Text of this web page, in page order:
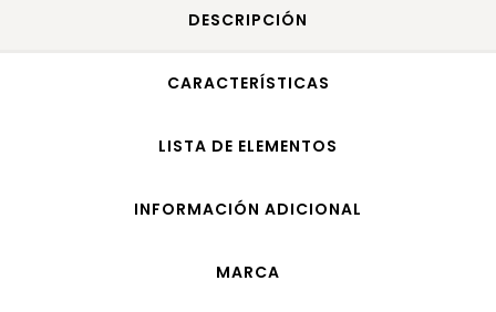
DESCRIPCIÓN
CARACTERÍSTICAS
LISTA DE ELEMENTOS
INFORMACIÓN ADICIONAL
MARCA